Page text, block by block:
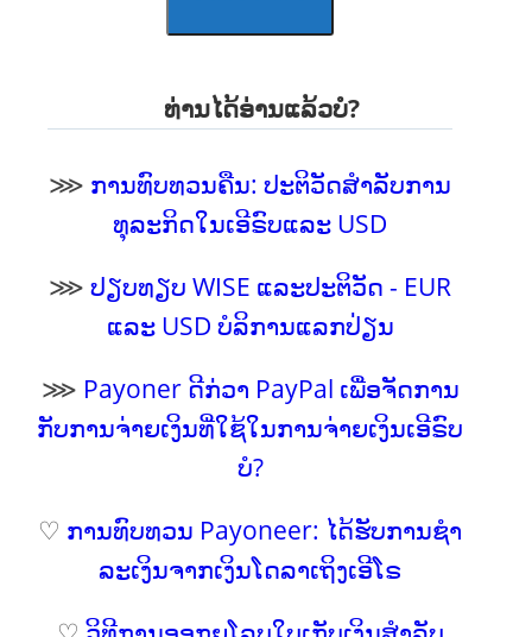
ທ່ານໄດ້ອ່ານແລ້ວບໍ?
⋙ ການທົບທວນຄືນ: ປະຕິວັດສໍາລັບການ
ທຸລະກິດໃນເອີຣົບແລະ USD
⋙ປຽບທຽບ WISE ແລະປະຕິວັດ - EUR
ແລະ USD ບໍລິການແລກປ່ຽນ
⋙ Payoner ດີກ່ວາ PayPal ເພື່ອຈັດການ
ກັບການຈ່າຍເງິນທີ່ໃຊ້ໃນການຈ່າຍເງິນເອີຣົບ
ບໍ?
♡ ການທົບທວນ Payoneer: ໄດ້ຮັບການຊໍາ
ລະເງິນຈາກເງິນໂດລາເຖິງເອີໂຣ